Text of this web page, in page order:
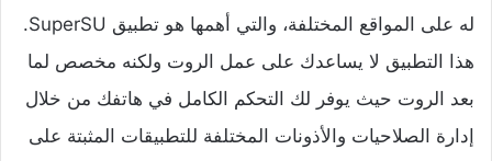
له على المواقع المختلفة، والتي أهمها هو تطبيق SuperSU.
هذا التطبيق لا يساعدك على عمل الروت ولكنه مخصص لما
بعد الروت حيث يوفر لك التحكم الكامل في هاتفك من خلال
إدارة الصلاحيات والأذونات المختلفة للتطبيقات المثبتة على